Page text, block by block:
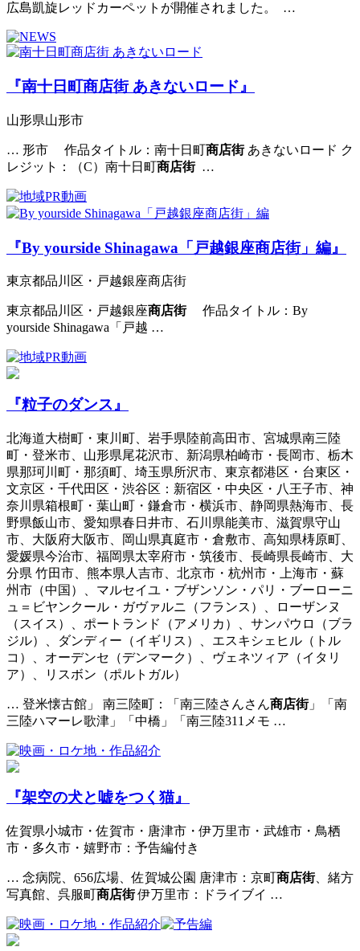
広島凱旋レッドカーペットが開催されました。 …
『南十日町商店街 あきないロード』
山形県山形市
… 形市 作品タイトル：南十日町商店街あきないロード ク
レジット：（C）南十日町商店街…
『By yourside Shinagawa「戸越銀座商店街」編』
東京都品川区・戸越銀座商店街
東京都品川区・戸越銀座商店街作品タイトル：By
yourside Shinagawa「戸越 …
『粒子のダンス』
北海道大樹町・東川町、岩手県陸前高田市、宮城県南三陸
町・登米市、山形県尾花沢市、新潟県柏崎市・長岡市、栃木
県那珂川町・那須町、埼玉県所沢市、東京都港区・台東区・
文京区・千代田区・渋谷区：新宿区・中央区・八王子市、神
奈川県箱根町・葉山町・鎌倉市・横浜市、静岡県熱海市、長
野県飯山市、愛知県春日井市、石川県能美市、滋賀県守山
市、大阪府大阪市、岡山県真庭市・倉敷市、高知県梼原町、
愛媛県今治市、福岡県太宰府市・筑後市、長崎県長崎市、大
分県 竹田市、熊本県人吉市、北京市・杭州市・上海市・蘇
州市（中国）、マルセイユ・ブザンソン・パリ・ブーローニ
ュ＝ビヤンクール・ガヴァルニ（フランス）、ローザンヌ
（スイス）、ポートランド（アメリカ）、サンパウロ（ブラ
ジル）、ダンディー（イギリス）、エスキシェヒル（トル
コ）、オーデンセ（デンマーク）、ヴェネツィア（イタリ
ア）、リスボン（ポルトガル）
… 登米懐古館」 南三陸町：「南三陸さんさん商店街」「南
三陸ハマーレ歌津」「中橋」「南三陸311メモ …
『架空の犬と嘘をつく猫』
佐賀県小城市・佐賀市・唐津市・伊万里市・武雄市・鳥栖
市・多久市・嬉野市：予告編付き
… 念病院、656広場、佐賀城公園 唐津市：京町商店街、緒方
写真館、呉服町商店街伊万里市：ドライブイ …